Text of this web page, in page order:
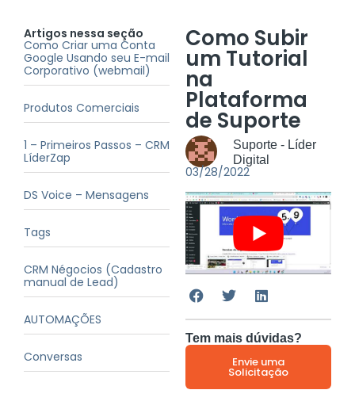
Artigos nessa seção
Como Criar uma Conta
Google Usando seu E-mail
Corporativo (webmail)
Produtos Comerciais
1 – Primeiros Passos – CRM
LíderZap
DS Voice – Mensagens
Tags
CRM Négocios (Cadastro
manual de Lead)
AUTOMAÇÕES
Conversas
Como Subir
um Tutorial
na
Plataforma
de Suporte
Suporte - Líder
Digital
03/28/2022
Tem mais dúvidas?
Envie uma
Solicitação